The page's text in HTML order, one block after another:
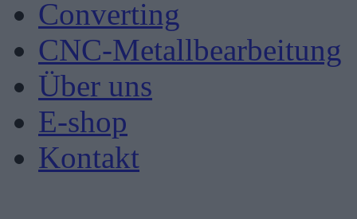
Converting
CNC-Metallbearbeitung
Über uns
E-shop
Kontakt